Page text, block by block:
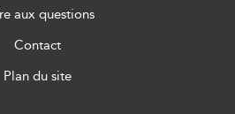
aux questions
Contact
Plan du site